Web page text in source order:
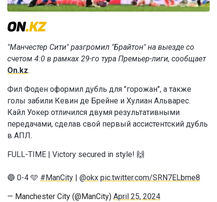
"Манчестер Сити" разгромил "Брайтон" на выезде со
счетом 4:0 в рамках 29-го тура Премьер-лиги, сообщает
On.kz.
Фил Фоден оформил дубль для "горожан", а также
голы забили Кевин де Брейне и Хулиан Альварес.
Кайл Уокер отличился двумя результативными
передачами, сделав свой первый ассистентский дубль
в АПЛ.
FULL-TIME | Victory secured in style! 🙌
🔵 0-4 🩵 #ManCity @okx pic.twitter.com/SRN7ELbme8
— Manchester City (@ManCity) April 25, 2024